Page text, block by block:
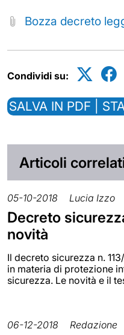
Bozza decreto
Condividi su:
SALVA IN PDF |
Articoli
05-10-2018 Lucia Izzo
Decreto
novità
Il decreto sicurezza n.
in materia di protezione
sicurezza. Le novità e il
06-12-2018 Redazione